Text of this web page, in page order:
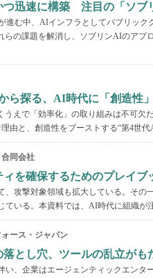
迅速に構築 注目の「ソブ
進む中、AIインフラとしてパブリック
らの課題を解消し、ソブリンAIのアプ
ら探る、AI時代に「創造性
うえで「効率化」の取り組みは不可欠
由と、創造性をブーストする“第4世代
同会社
を確保するためのプレイブ
攻撃対象領域も拡大している。その
いる。本資料では、AI時代に組織が
ース・ジャパン
とし穴、ツールの乱立がも
い、企業はエージェンティックエンタ